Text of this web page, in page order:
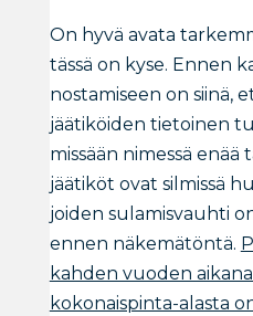
On hyvä avata
tässä on kyse. Ennen
nostamiseen on siinä,
jäätiköiden tietoinen
missään nimessä enää
jäätiköt ovat silmissä
joiden sulamisvauhti
ennen näkemätöntä.
kahden vuoden
kokonaispinta-alasta